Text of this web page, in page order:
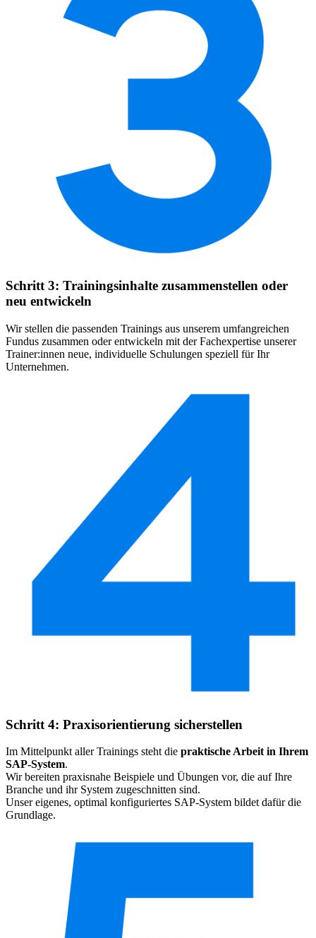
Schritt 3: Trainingsinhalte zusammenstellen oder
neu entwickeln
Wir stellen die passenden Trainings aus unserem umfangreichen
Fundus zusammen oder entwickeln mit der Fachexpertise unserer
Trainer:innen neue, individuelle Schulungen speziell für Ihr
Unternehmen.
Schritt 4: Praxisorientierung sicherstellen
Im Mittelpunkt aller Trainings steht die praktische Arbeit in Ihrem
SAP-System.
Wir bereiten praxisnahe Beispiele und Übungen vor, die auf Ihre
Branche und ihr System zugeschnitten sind.
Unser eigenes, optimal konfiguriertes SAP-System bildet dafür die
Grundlage.